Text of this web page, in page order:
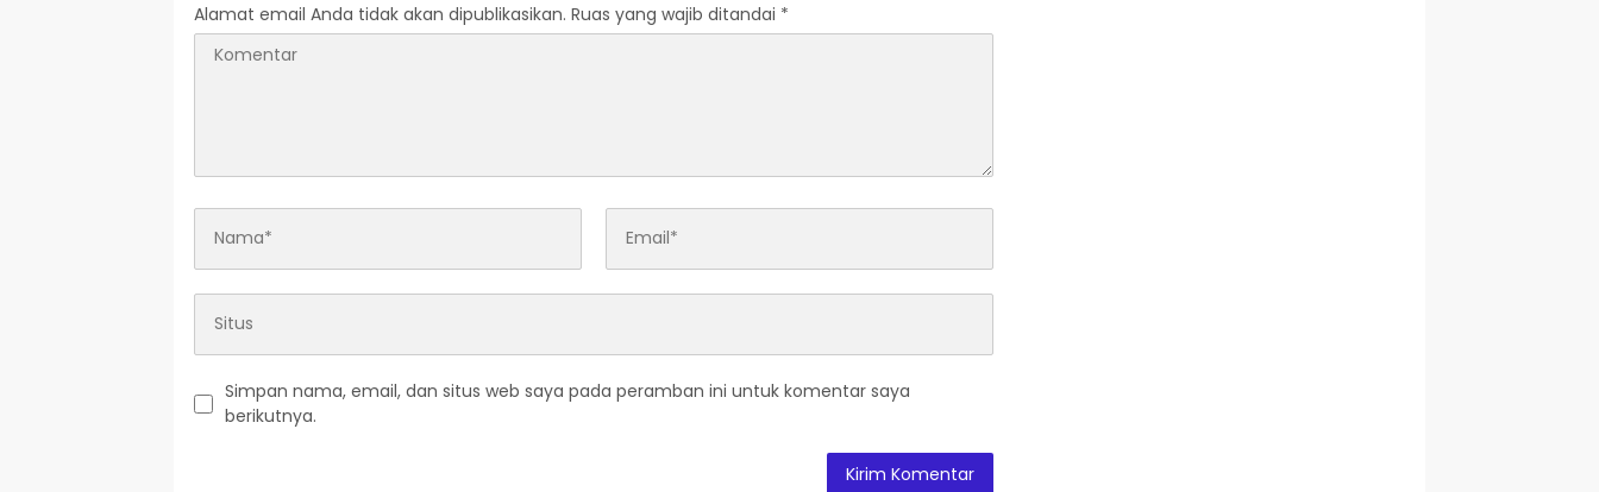
Alamat email Anda tidak akan dipublikasikan. Ruas yang wajib ditandai *
Simpan nama, email, dan situs web saya pada peramban ini untuk komentar saya
berikutnya.